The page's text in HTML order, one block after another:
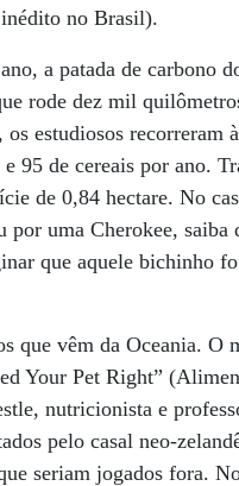
no Brasil).
a patada de carbono
rode dez mil
estudiosos recorreram
95 de cereais por ano.
de 0,84 hectare. No
uma Cherokee, saiba
que aquele bichinho
que vêm da Oceania. O
Your Pet Right”
nutricionista e
pelo casal neo-
seriam jogados fora.